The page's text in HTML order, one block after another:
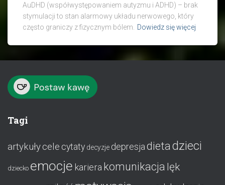
AuDHD (współwystępowaniem autyzmu i ADHD) – brak
stymulacji to stan alarmowy układu nerwowego, który
często graniczy z fizycznym bólem.
Dowiedz się więcej
Tagi
artykułycele cytaty decyzje depresja dietadzieci
dziecko emocje kariera komunikacja lęk